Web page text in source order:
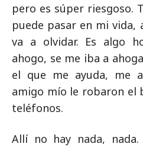
pero es súper riesgoso.
puede pasar en mi vida,
va a olvidar. Es algo
ahogo, se me iba a
el que me ayuda, me
amigo mío le robaron el
teléfonos.
Allí no hay nada,